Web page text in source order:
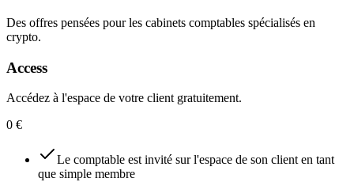
Des offres pensées pour les cabinets comptables spécialisés en
crypto.
Access
Accédez à l'espace de votre client gratuitement.
0 €
Le comptable est invité sur l'espace de son client en tant
que simple membre